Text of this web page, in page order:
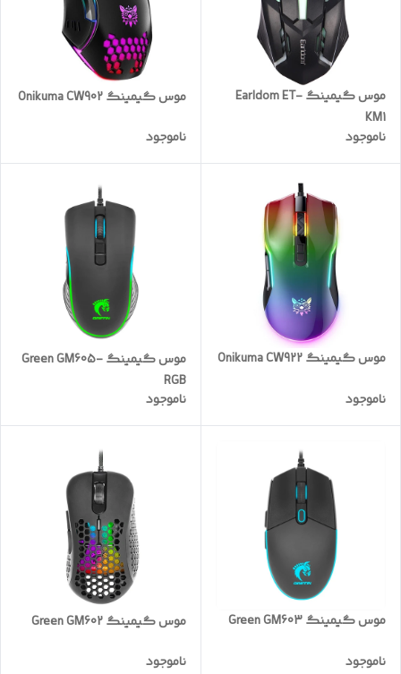
موس گیمینگ Earldom ET-
KM1
ناموجود
موس گیمینگ Onikuma CW902
ناموجود
موس گیمینگ Onikuma CW922
ناموجود
موس گیمینگ Green GM605-
RGB
ناموجود
موس گیمینگ Green GM603
ناموجود
موس گیمینگ Green GM602
ناموجود